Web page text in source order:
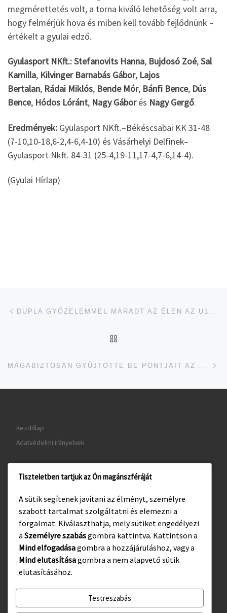
megmérettetés volt, a torna kiváló lehetőség volt arra,
hogy felmérjük hova és miben kell tovább fejlődnünk –
értékelt a gyulai edző.
Gyulasport NKft.:Stefanovits Hanna, Bujdosó Zoé,Sal
Kamilla, Kilvinger Barnabás Gábor, Lajos
Bertalan, Rádai Miklós, Bende Mór, Bánfi Bence, Dús
Bence, Hódos Lóránt, Nagy Gáborés Nagy Gergő.
Eredmények: Gyulasport NKft.–Békéscsabai KK 31-48
(7-10,10-18,6-2,4-6,4-10) és Vásárhelyi Delfinek–
Gyulasport Nkft. 84-31 (25-4,19-11,17-4,7-6,14-4).
(Gyulai Hírlap)
Navigálás a bejegyzések között
Kezdőlap
Adatvédelmi irányelvek
www.visitgyula.com
www.gyulakult.hu
Facebook Instagram
Tiszteletben tartjuk az Ön magánszféráját
A sütik segítenek javítani az élményt, személyre
szabott tartalmat szolgáltatni és elemezni a
forgalmat. Kiválaszthatja, mely sütiket engedélyezi
a Személyre szabásgombra kattintva. Kattintson a
Mind elfogadásagombra a hozzájáruláshoz, vagy a
Mind elutasításagombra a nem alapvető sütik
elutasításához.
Testreszabás